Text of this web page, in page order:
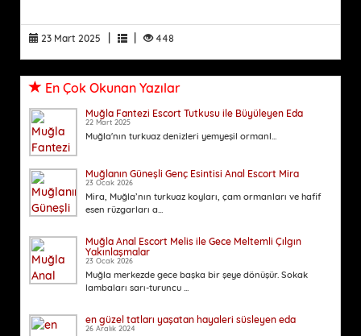
23 Mart 2025 | | 448
En Çok Okunan Yazılar
Muğla Fantezi Escort Tutkusu ile Büyüleyen Eda
22 Mart 2025
Muğla'nın turkuaz denizleri yemyeşil ormanl...
Muğlanın Güneşli Genç Esintisi Anal Escort Mira
23 Ocak 2026
Mira, Muğla’nın turkuaz koyları, çam ormanları ve hafif
esen rüzgarları a...
Muğla Anal Escort Melis ile Gece Meltemli Çılgın
Yakınlaşmalar
23 Ocak 2026
Muğla merkezde gece başka bir şeye dönüşür. Sokak
lambaları sarı-turuncu ...
en güzel tatları yaşatan hayaleri süsleyen eda
26 Aralık 2024